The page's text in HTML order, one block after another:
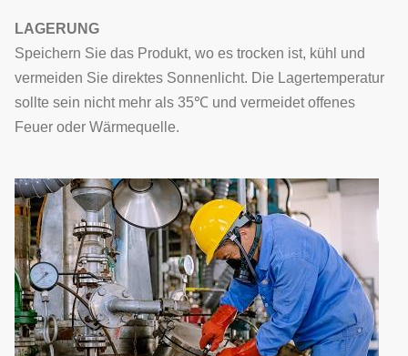
LAGERUNG
Speichern Sie das Produkt, wo es trocken ist, kühl und
vermeiden Sie direktes Sonnenlicht. Die Lagertemperatur
sollte sein nicht mehr als 35℃ und vermeidet offenes
Feuer oder Wärmequelle.